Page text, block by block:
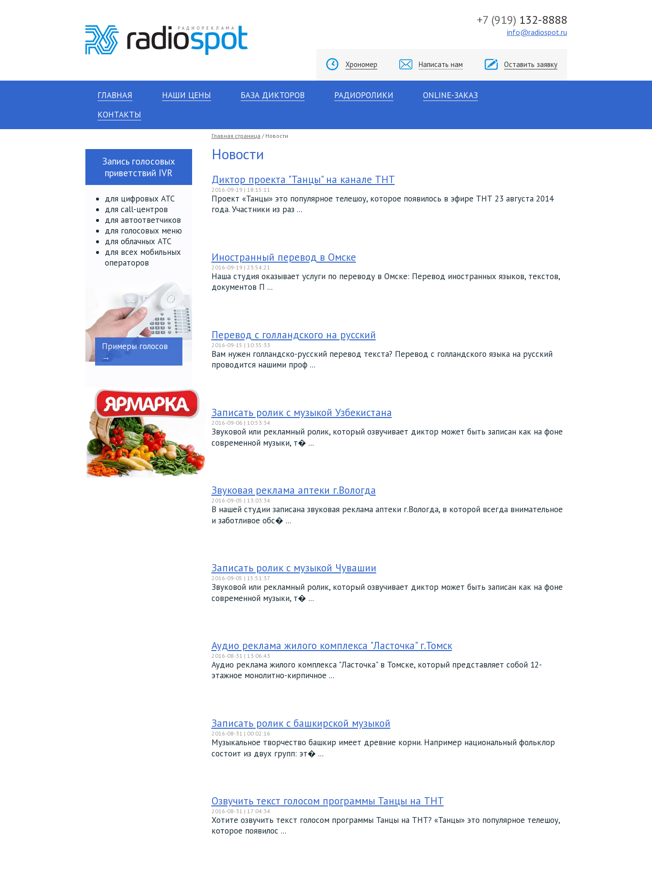
+7 (919) 132-8888
info@radiospot.ru
Хрономер Написать нам Оставить заявку
ГЛАВНАЯ НАШИ ЦЕНЫ БАЗА ДИКТОРОВ РАДИОРОЛИКИ
ONLINE-ЗАКАЗ
КОНТАКТЫ
Главная страница / Новости
Новости
Диктор проекта "Танцы" на канале ТНТ
2016-09-19 | 18:15:11
Проект «Танцы» это популярное телешоу, которое появилось в эфире ТНТ 23 августа 2014
года. Участники из раз ...
Иностранный перевод в Омске
2016-09-19 | 23:54:21
Наша студия оказывает услуги по переводу в Омске: Перевод иностранных языков, текстов,
документов П ...
Перевод с голландского на русский
2016-09-15 | 10:35:33
Вам нужен голландско-русский перевод текста? Перевод с голландского языка на русский
проводится нашими проф ...
Записать ролик с музыкой Узбекистана
2016-09-06 | 10:53:34
Звуковой или рекламный ролик, который озвучивает диктор может быть записан как на фоне
современной музыки, т� ...
Звуковая реклама аптеки г.Вологда
2016-09-05 | 13:03:34
В нашей студии записана звуковая реклама аптеки г.Вологда, в которой всегда внимательное
и заботливое обс� ...
Записать ролик с музыкой Чувашии
2016-09-05 | 15:51:37
Звуковой или рекламный ролик, который озвучивает диктор может быть записан как на фоне
современной музыки, т� ...
Аудио реклама жилого комплекса "Ласточка" г.Томск
2016-08-31 | 13:06:43
Аудио реклама жилого комплекса "Ласточка" в Томске, который представляет собой 12-
этажное монолитно-кирпичное ...
Записать ролик с башкирской музыкой
2016-08-31 | 00:02:16
Музыкальное творчество башкир имеет древние корни. Например национальный фольклор
состоит из двух групп: эт� ...
Озвучить текст голосом программы Танцы на ТНТ
2016-08-31 | 17:04:34
Хотите озвучить текст голосом программы Танцы на ТНТ? «Танцы» это популярное телешоу,
которое появилос ...
Запись голосовых
приветствий IVR
для цифровых АТС
для call-центров
для автоответчиков
для голосовых меню
для облачных АТС
для всех мобильных
операторов
Примеры голосов
→